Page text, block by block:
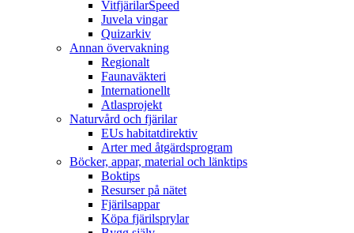
VitfjärilarSpeed
Juvela vingar
Quizarkiv
Annan övervakning
Regionalt
Faunaväkteri
Internationellt
Atlasprojekt
Naturvård och fjärilar
EUs habitatdirektiv
Arter med åtgärdsprogram
Böcker, appar, material och länktips
Boktips
Resurser på nätet
Fjärilsappar
Köpa fjärilsprylar